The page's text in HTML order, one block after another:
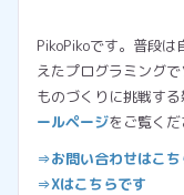
PikoPikoです。普段
えたプログラミング
ものづくりに挑戦す
ールページをご覧くだ
⇒お問い合わせはこ
⇒Xはこちらです